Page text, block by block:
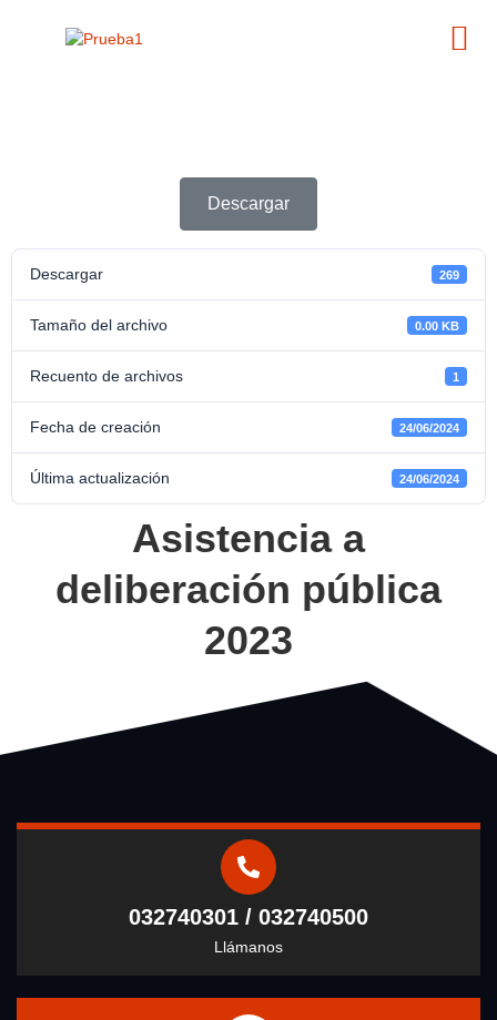
Descargar
Descargar 269
Tamaño del archivo 0.00 KB
Recuento de archivos 1
Fecha de creación 24/06/2024
Última actualización 24/06/2024
Asistencia a
deliberación pública
2023
032740301 / 032740500
Llámanos